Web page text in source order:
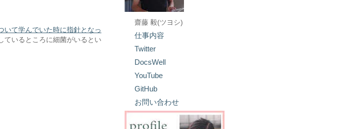
いて学んでいた時に指針となっ
ているところに細菌がいるとい
齋藤 毅(ツヨシ)
仕事内容
Twitter
DocsWell
YouTube
GitHub
お問い合わせ